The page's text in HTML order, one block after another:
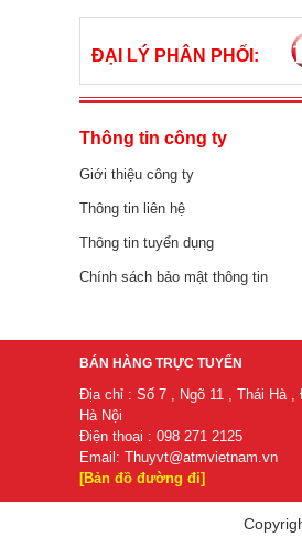
ĐẠI LÝ PHÂN PHỐI:
Thông tin công ty
Giới thiệu công ty
Thông tin liên hệ
Thông tin tuyển dụng
Chính sách bảo mật thông tin
BÁN HÀNG TRỰC TUYẾN
Địa chỉ : Số 7 , Ngõ 11 , Thái Hà ,
Hà Nội
Điện thoại : 098 271 2125
Email: Thuyvt@atmvietnam.vn
[Bản đồ đường đi]